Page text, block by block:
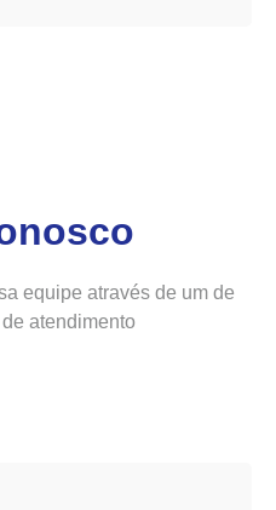
equipe através de um de
atendimento